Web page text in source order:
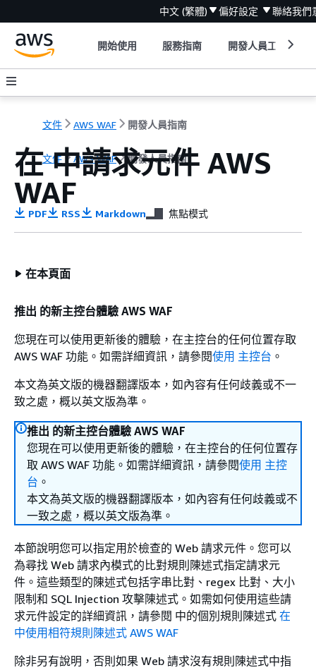
中文 (繁體) 偏好設定 聯絡我們
開始使用 服務指南 開發人員工具
文件 AWS WAF 開發人員指南
文件 AWS WAF 開發人員指南
在 中請求元件 AWS
WAF
PDF RSS Markdown 焦點模式
在本頁面
推出 的新主控台體驗 AWS WAF
您現在可以使用更新後的體驗，在主控台的任何位置存取
AWS WAF 功能。如需詳細資訊，請參閱使用 主控台 。
本文為英文版的機器翻譯版本，如內容有任何歧義或不一
致之處，概以英文版為準。
推出 的新主控台體驗 AWS WAF
您現在可以使用更新後的體驗，在主控台的任何位置存
取 AWS WAF 功能。如需詳細資訊，請參閱使用 主控
台 。
本文為英文版的機器翻譯版本，如內容有任何歧義或不
一致之處，概以英文版為準。
本節說明您可以指定用於檢查的 Web 請求元件。您可以
為尋找 Web 請求內模式的比對規則陳述式指定請求元
件。這些類型的陳述式包括字串比對、regex 比對、大小
限制和 SQL Injection 攻擊陳述式。如需如何使用這些請
求元件設定的詳細資訊，請參閱 中的個別規則陳述式 在
中使用相符規則陳述式 AWS WAF
除非另有說明，否則如果 Web 請求沒有規則陳述式中指